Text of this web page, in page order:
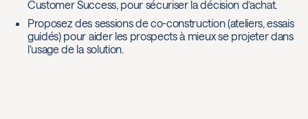
Customer Success, pour sécuriser la décision d’achat.
Proposez des sessions de co-construction (ateliers, essais
guidés) pour aider les prospects à mieux se projeter dans
l’usage de la solution.